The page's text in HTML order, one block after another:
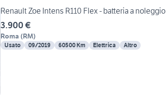
Renault Zoe Intens R110 Flex - batteria a noleggio
3.900 €
Roma (RM)
Usato 09/2019 60500 Km Elettrica Altro